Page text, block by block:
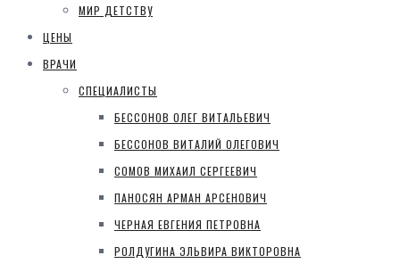
МИР ДЕТСТВУ
ЦЕНЫ
ВРАЧИ
СПЕЦИАЛИСТЫ
БЕССОНОВ ОЛЕГ ВИТАЛЬЕВИЧ
БЕССОНОВ ВИТАЛИЙ ОЛЕГОВИЧ
СОМОВ МИХАИЛ СЕРГЕЕВИЧ
ПАНОСЯН АРМАН АРСЕНОВИЧ
ЧЕРНАЯ ЕВГЕНИЯ ПЕТРОВНА
РОЛДУГИНА ЭЛЬВИРА ВИКТОРОВНА